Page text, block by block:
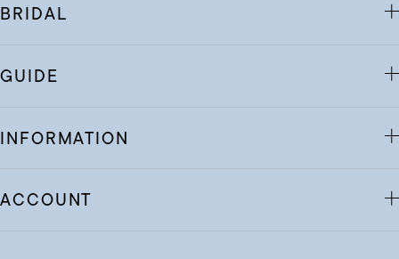
BRIDAL
GUIDE
INFORMATION
ACCOUNT